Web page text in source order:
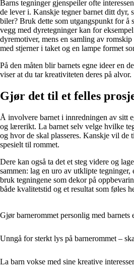
Barns tegninger gjenspeiler ofte
de lever i. Kanskje tegner barnet ditt dyr,
biler? Bruk dette som utgangspunkt for å
vegg med dyretegninger kan for
dyremotiver, mens en samling av
med stjerner i taket og en lampe formet
På den måten blir barnets egne ideer en
viser at du tar kreativiteten deres på alvor.
Gjør det til et felles
Å involvere barnet i innredningen av sitt
og lærerikt. La barnet selv velge hvilke
og hvor de skal plasseres. Kanskje vil de
spesielt til rommet.
Dere kan også ta det et steg videre og
sammen: lag en uro av utklipte tegninger,
bruk tegningene som dekor på
både kvalitetstid og et resultat som føles
Gjør barnerommet personlig med barnets
Unngå for sterkt lys på barnerommet –
La barn vokse med sine kreative interesser